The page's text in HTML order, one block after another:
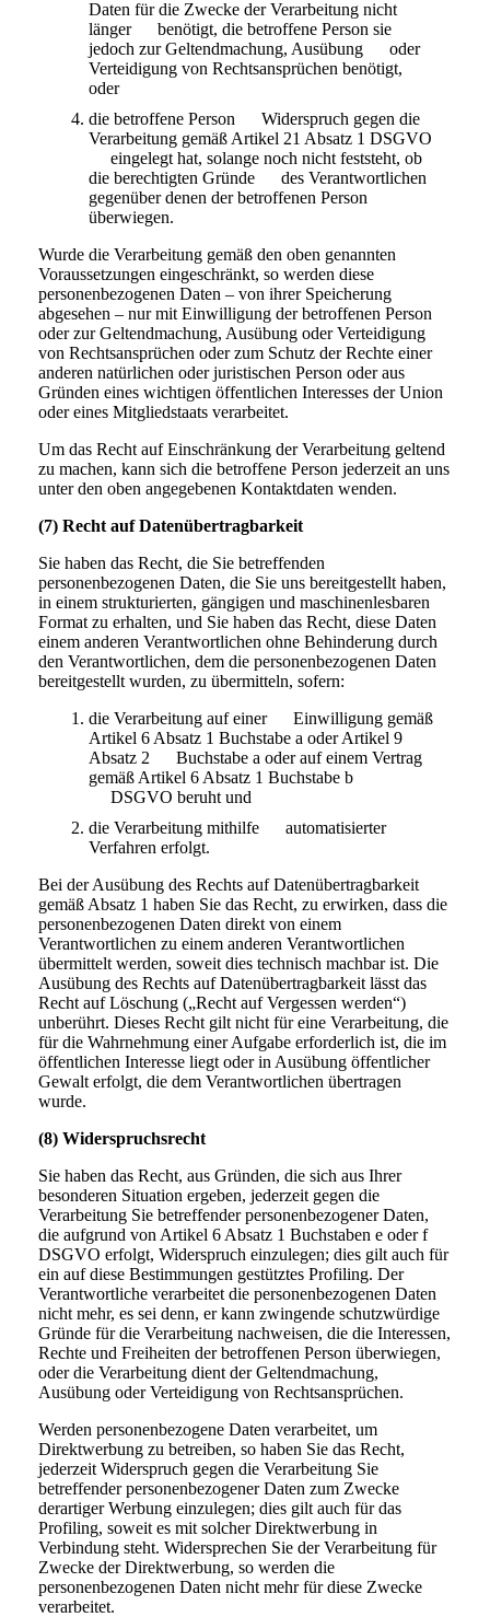
Daten für die Zwecke der Verarbeitung nicht
länger benötigt, die betroffene Person sie
jedoch zur Geltendmachung, Ausübung oder
Verteidigung von Rechtsansprüchen benötigt,
oder
die betroffene Person Widerspruch gegen die
Verarbeitung gemäß Artikel 21 Absatz 1 DSGVO
eingelegt hat, solange noch nicht feststeht, ob
die berechtigten Gründe des Verantwortlichen
gegenüber denen der betroffenen Person
überwiegen.
Wurde die Verarbeitung gemäß den oben genannten
Voraussetzungen eingeschränkt, so werden diese
personenbezogenen Daten – von ihrer Speicherung
abgesehen – nur mit Einwilligung der betroffenen Person
oder zur Geltendmachung, Ausübung oder Verteidigung
von Rechtsansprüchen oder zum Schutz der Rechte einer
anderen natürlichen oder juristischen Person oder aus
Gründen eines wichtigen öffentlichen Interesses der Union
oder eines Mitgliedstaats verarbeitet.
Um das Recht auf Einschränkung der Verarbeitung geltend
zu machen, kann sich die betroffene Person jederzeit an uns
unter den oben angegebenen Kontaktdaten wenden.
(7) Recht auf Datenübertragbarkeit
Sie haben das Recht, die Sie betreffenden
personenbezogenen Daten, die Sie uns bereitgestellt haben,
in einem strukturierten, gängigen und maschinenlesbaren
Format zu erhalten, und Sie haben das Recht, diese Daten
einem anderen Verantwortlichen ohne Behinderung durch
den Verantwortlichen, dem die personenbezogenen Daten
bereitgestellt wurden, zu übermitteln, sofern:
die Verarbeitung auf einer Einwilligung gemäß
Artikel 6 Absatz 1 Buchstabe a oder Artikel 9
Absatz 2 Buchstabe a oder auf einem Vertrag
gemäß Artikel 6 Absatz 1 Buchstabe b
DSGVO beruht und
die Verarbeitung mithilfe automatisierter
Verfahren erfolgt.
Bei der Ausübung des Rechts auf Datenübertragbarkeit
gemäß Absatz 1 haben Sie das Recht, zu erwirken, dass die
personenbezogenen Daten direkt von einem
Verantwortlichen zu einem anderen Verantwortlichen
übermittelt werden, soweit dies technisch machbar ist. Die
Ausübung des Rechts auf Datenübertragbarkeit lässt das
Recht auf Löschung („Recht auf Vergessen werden“)
unberührt. Dieses Recht gilt nicht für eine Verarbeitung, die
für die Wahrnehmung einer Aufgabe erforderlich ist, die im
öffentlichen Interesse liegt oder in Ausübung öffentlicher
Gewalt erfolgt, die dem Verantwortlichen übertragen
wurde.
(8) Widerspruchsrecht
Sie haben das Recht, aus Gründen, die sich aus Ihrer
besonderen Situation ergeben, jederzeit gegen die
Verarbeitung Sie betreffender personenbezogener Daten,
die aufgrund von Artikel 6 Absatz 1 Buchstaben e oder f
DSGVO erfolgt, Widerspruch einzulegen; dies gilt auch für
ein auf diese Bestimmungen gestütztes Profiling. Der
Verantwortliche verarbeitet die personenbezogenen Daten
nicht mehr, es sei denn, er kann zwingende schutzwürdige
Gründe für die Verarbeitung nachweisen, die die Interessen,
Rechte und Freiheiten der betroffenen Person überwiegen,
oder die Verarbeitung dient der Geltendmachung,
Ausübung oder Verteidigung von Rechtsansprüchen.
Werden personenbezogene Daten verarbeitet, um
Direktwerbung zu betreiben, so haben Sie das Recht,
jederzeit Widerspruch gegen die Verarbeitung Sie
betreffender personenbezogener Daten zum Zwecke
derartiger Werbung einzulegen; dies gilt auch für das
Profiling, soweit es mit solcher Direktwerbung in
Verbindung steht. Widersprechen Sie der Verarbeitung für
Zwecke der Direktwerbung, so werden die
personenbezogenen Daten nicht mehr für diese Zwecke
verarbeitet.